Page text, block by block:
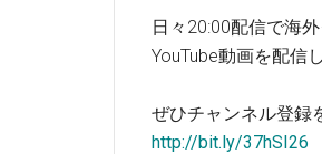
日々20:00配信で海
YouTube動画を配信
ぜひチャンネル登録
http://bit.ly/37hSI26